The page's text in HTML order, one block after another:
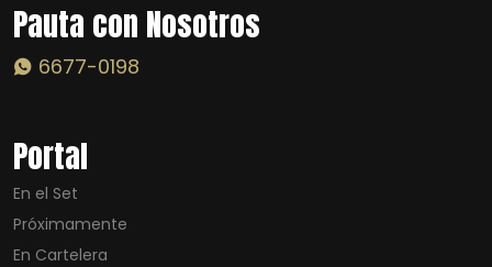
Pauta con Nosotros
6677-0198
Portal
En el Set
Próximamente
En Cartelera